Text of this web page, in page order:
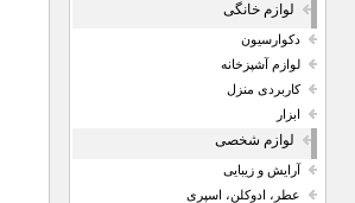
لوازم خانگی
دکوارسیون
لوازم آشپزخانه
کاربردی منزل
ابزار
لوازم شخصی
آرایش و زیبایی
عطر، ادوکلن، اسپری